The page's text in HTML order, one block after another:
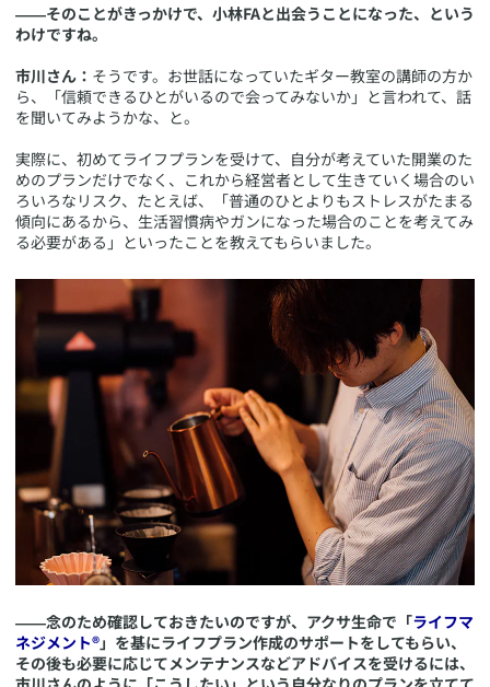
――そのことがきっかけで、小林FAと出会うことになった、という
わけですね。
市川さん： そうです。お世話になっていたギター教室の講師の方か
ら、「信頼できるひとがいるので会ってみないか」と言われて、話
を聞いてみようかな、と。
実際に、初めてライフプランを受けて、自分が考えていた開業のた
めのプランだけでなく、これから経営者として生きていく場合のい
ろいろなリスク、たとえば、「普通のひとよりもストレスがたまる
傾向にあるから、生活習慣病やガンになった場合のことを考えてみ
る必要がある」といったことを教えてもらいました。
――念のため確認しておきたいのですが、アクサ生命で「ライフマ
ネジメント®」を基にライフプラン作成のサポートをしてもらい、
その後も必要に応じてメンテナンスなどアドバイスを受けるには、